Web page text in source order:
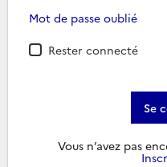
Mot de passe oublié
Rester connecté
Se
Vous n’avez pas